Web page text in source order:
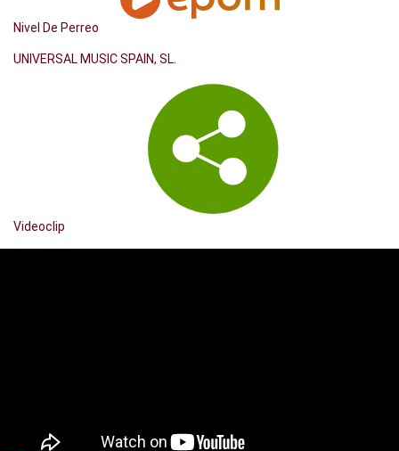
Nivel De Perreo
UNIVERSAL MUSIC SPAIN, SL.
Videoclip